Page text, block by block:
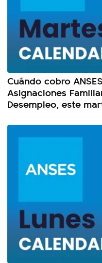
Cuándo cobro
Asignaciones
Desempleo, este